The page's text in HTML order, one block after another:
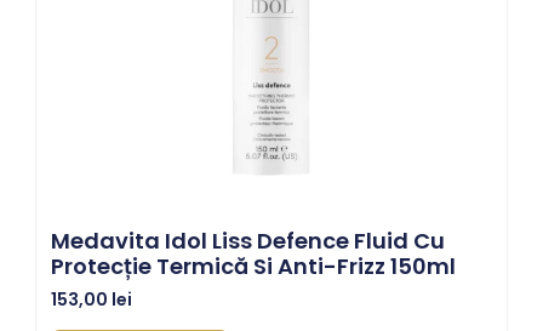
Medavita Idol Liss Defence Fluid Cu
Protecție Termică Si Anti-Frizz 150ml
153,00 lei